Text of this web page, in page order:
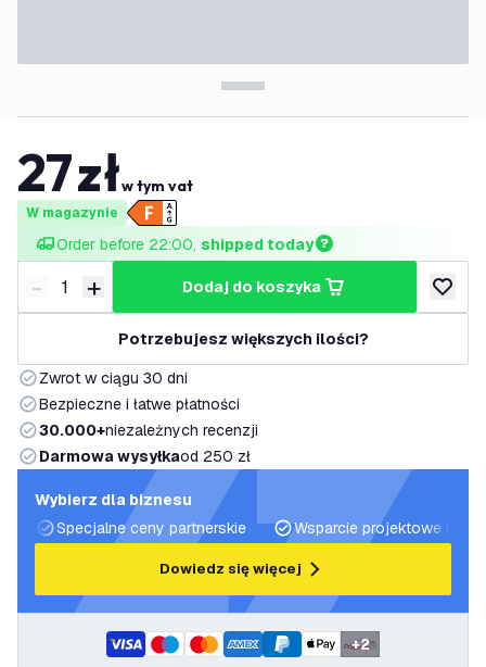
27złw tym vat
W magazynie
Order before 22:00, shipped today
Zmniejsz ilość
- Zwiększ ilość
+ dodaj do koszyka
dodaj
Potrzebujesz większych ilości?
Zwrot w ciągu 30 dni
Bezpieczne i łatwe płatności
30.000+niezależnych recenzji
Darmowa wysyłkaod 250 zł
Wybierz dla biznesu
Specjalne ceny partnerskie
Wsparcie projektowe i
Dowiedz się więcej
+2